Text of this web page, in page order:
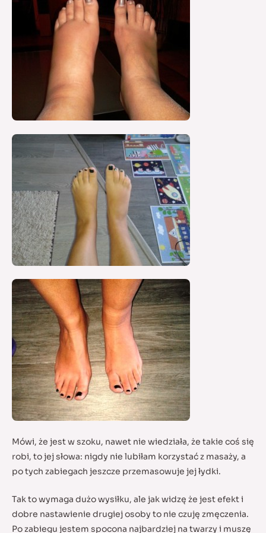
Mówi, że jest w szoku, nawet nie wiedziała, że takie coś się
robi, to jej słowa: nigdy nie lubiłam korzystać z masaży, a
po tych zabiegach jeszcze przemasowuje jej łydki.
Tak to wymaga dużo wysiłku, ale jak widzę że jest efekt i
dobre nastawienie drugiej osoby to nie czuję zmęczenia.
Po zabiegu jestem spocona najbardziej na twarzy i muszę